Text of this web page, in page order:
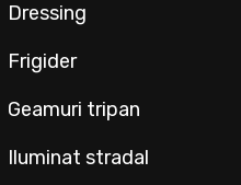
Dressing
Frigider
Geamuri tripan
Iluminat stradal